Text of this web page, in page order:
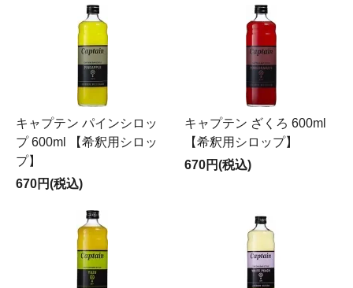
キャプテン パインシロッ
プ 600ml 【希釈用シロッ
プ】
670円(税込)
キャプテン ざくろ 600ml
【希釈用シロップ】
670円(税込)